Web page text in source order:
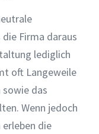
Firma daraus
lediglich
oft Langeweile
das
Wenn jedoch
die